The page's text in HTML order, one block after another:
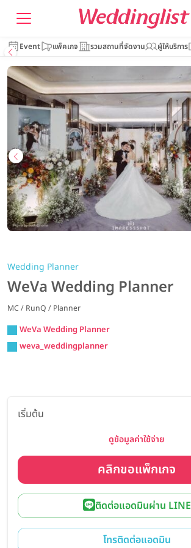
Event แพ็คเกจ รวมสถานที่จัดงาน ผู้ให้บริการ
Wedding Planner
WeVa Wedding Planner
MC / RunQ / Planner
WeVa Wedding Planner
weva_weddingplanner
เริ่มต้น
ดูข้อมูลค่าใช้จ่าย
คลิกขอแพ็กเกจ
ติดต่อแอดมินผ่าน LINE
โทรติดต่อแอดมิน